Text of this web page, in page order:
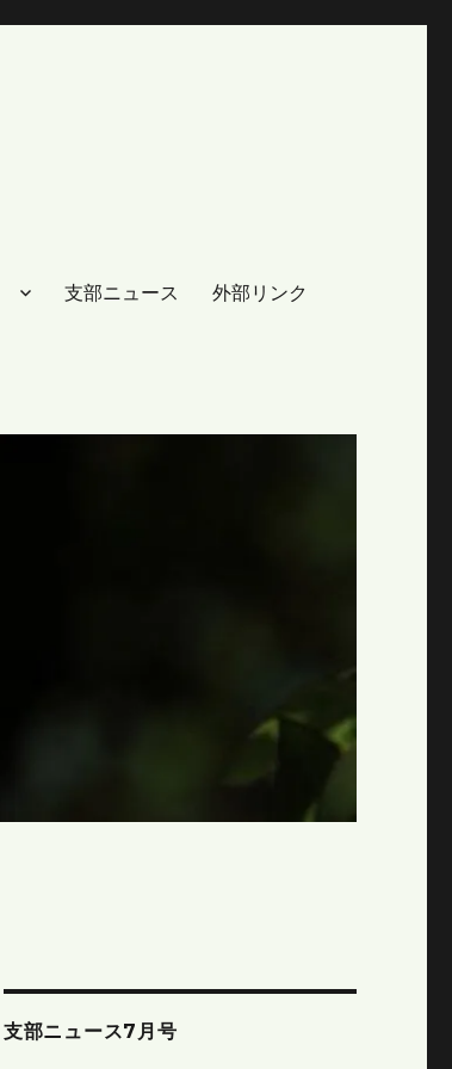
支部ニュース 外部リンク
支部ニュース7月号